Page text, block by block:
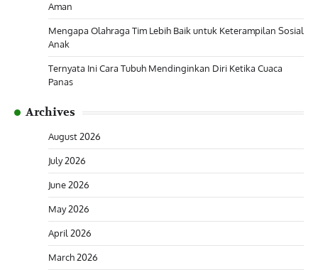
Aman
Mengapa Olahraga Tim Lebih Baik untuk Keterampilan Sosial
Anak
Ternyata Ini Cara Tubuh Mendinginkan Diri Ketika Cuaca
Panas
Archives
August 2026
July 2026
June 2026
May 2026
April 2026
March 2026